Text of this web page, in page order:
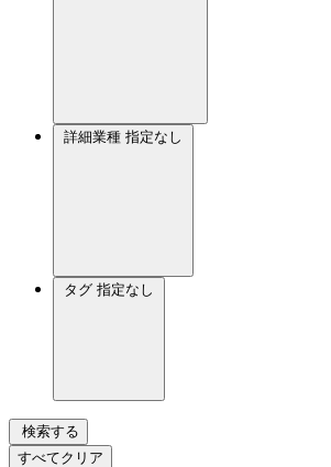
詳細業種 指定なし
タグ 指定なし
検索する
すべてクリア